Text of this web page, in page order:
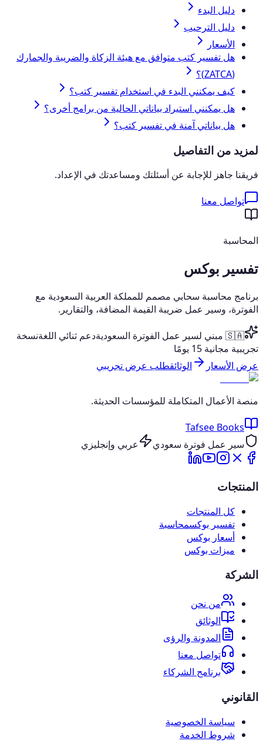
دليل البدء
دليل الترحيب
الأسعار
هل تفسير كتب متوافق مع هيئة الزكاة والضريبة والجمارك
(ZATCA)؟
كيف يمكنني البدء في استخدام تفسير كتب؟
هل يمكنني استيراد بياناتي الحالية من برامج أخرى؟
هل بياناتي آمنة في تفسير كتب؟
لمزيد من التفاصيل
فريقنا جاهز للإجابة عن أسئلتك ومساعدتك في الإعداد.
تواصل معنا
المحاسبة
تفسير بوكس
برنامج محاسبة سحابي مصمم للمملكة العربية السعودية مع
الفوترة، وسير عمل ضريبة القيمة المضافة، والتقارير.
🇸🇦 مبني لسير عمل الفوترة السعودية دعم ثنائي اللغةنسخة
تجريبية مجانية 15 يومًا
عرض الأسعار
الوثائقطلب عرض تجريبي
منصة الأعمال المتكاملة للمؤسسات الحديثة.
Tafsee Books
سير عمل فوترة سعودي
عربي وإنجليزي
المنتجات
كل المنتجات
تفسير بوكسمحاسبة
أسعار بوكس
ميزات بوكس
الشركة
من نحن
الوثائق
المدونة والرؤى
تواصل معنا
برنامج الشركاء
القانوني
سياسة الخصوصية
شروط الخدمة